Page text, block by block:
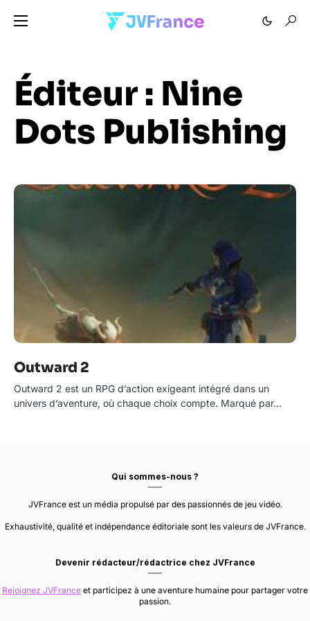
Éditeur : Nine
Dots Publishing
Outward 2
Outward 2 est un RPG d’action exigeant intégré dans un
univers d’aventure, où chaque choix compte. Marqué par…
Qui sommes-nous ?
JVFrance est un média propulsé par des passionnés de jeu vidéo.
Exhaustivité, qualité et indépendance éditoriale sont les valeurs de JVFrance.
Devenir rédacteur/rédactrice chez JVFrance
Rejoignez JVFrance et participez à une aventure humaine pour partager votre
passion.